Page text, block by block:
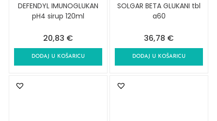
DEFENDYL IMUNOGLUKAN
pH4 sirup 120ml
20,83 €
DODAJ U KOŠARICU
SOLGAR BETA GLUKANI tbl
a60
36,78 €
DODAJ U KOŠARICU